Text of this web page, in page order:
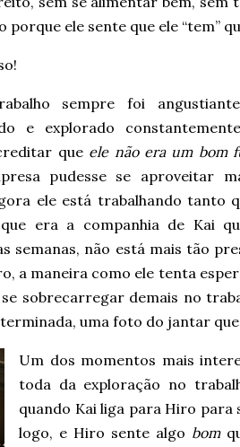
ele sente que ele “tem”
sempre foi
e explorado
que ele não era um bom
pudesse se aproveitar
ele está trabalhando tanto
era a companhia de Kai
semanas, não está mais tão
a maneira como ele tenta
sobrecarregar demais no
uma foto do jantar
Um dos momentos mais
toda da exploração no
quando Kai liga para Hiro para
logo, e Hiro sente algo bom